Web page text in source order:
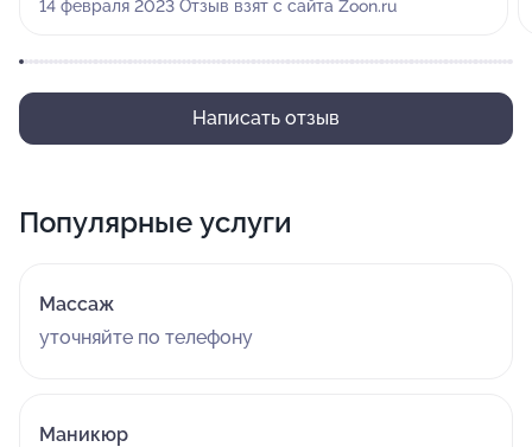
14 февраля 2023 Отзыв взят с сайта Zoon.ru
Написать отзыв
Популярные услуги
Массаж
уточняйте по телефону
Маникюр